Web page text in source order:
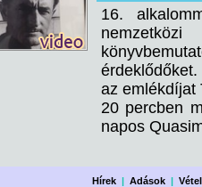
16.
az emlékdíjat
20 percben
napos
Hírek |Adások |